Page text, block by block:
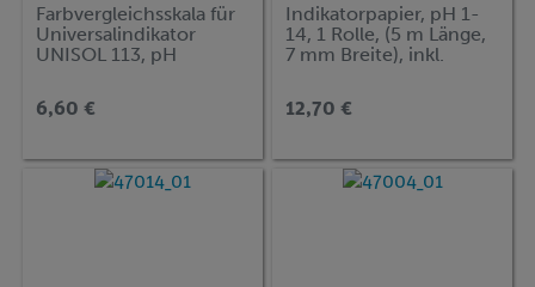
Farbvergleichsskala für
Universalindikator
UNISOL 113, pH
6,60 €
Indikatorpapier, pH 1-
14, 1 Rolle, (5 m Länge,
7 mm Breite), inkl.
12,70 €